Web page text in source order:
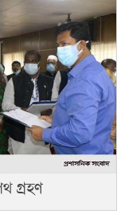
গ্রহণ